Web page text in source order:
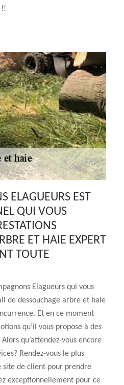
!!
ELAGUEURS EST
QUI VOUS
ET HAIE EXPERT
TOUTE
Elagueurs qui vous
de dessouchage arbre et haie
Et en ce moment
qu’il vous propose à des
qu’attendez-vous encore
Rendez-vous le plus
site de client pour prendre
exceptionnellement pour ce